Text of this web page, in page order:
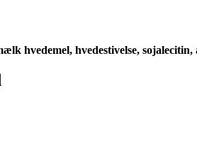
hvedemel, hvedestivelse, sojalecitin,